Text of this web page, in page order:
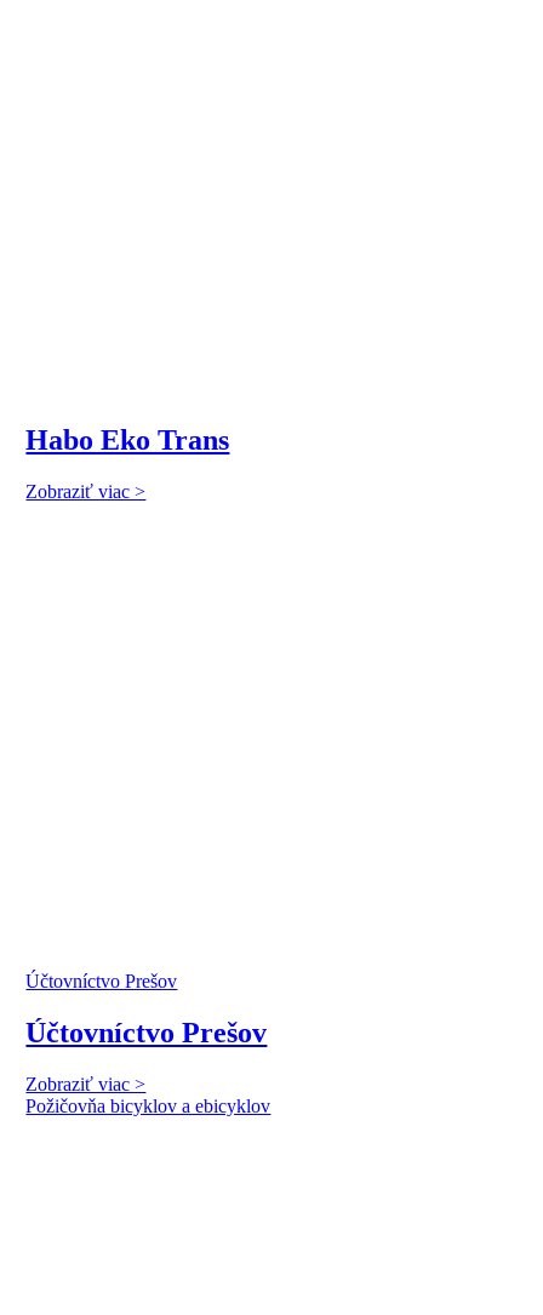
Habo Eko Trans
Zobraziť viac >
Účtovníctvo Prešov
Účtovníctvo Prešov
Zobraziť viac >
Požičovňa bicyklov a ebicyklov